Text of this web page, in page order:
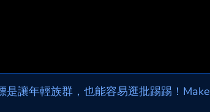
讓年輕族群，也能容易逛批踢踢！